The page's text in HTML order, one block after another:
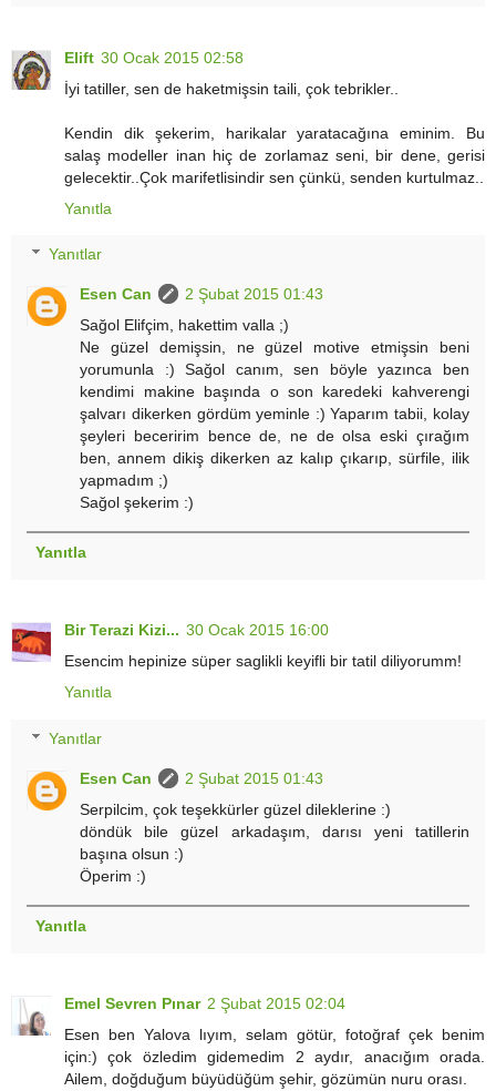
Elift 30 Ocak 2015 02:58
İyi tatiller, sen de haketmişsin taili, çok tebrikler..
Kendin dik şekerim, harikalar yaratacağına eminim. Bu
salaş modeller inan hiç de zorlamaz seni, bir dene, gerisi
gelecektir..Çok marifetlisindir sen çünkü, senden kurtulmaz..
Yanıtla
Yanıtlar
Esen Can
2 Şubat 2015 01:43
Sağol Elifçim, hakettim valla ;)
Ne güzel demişsin, ne güzel motive etmişsin beni
yorumunla :) Sağol canım, sen böyle yazınca ben
kendimi makine başında o son karedeki kahverengi
şalvarı dikerken gördüm yeminle :) Yaparım tabii, kolay
şeyleri beceririm bence de, ne de olsa eski çırağım
ben, annem dikiş dikerken az kalıp çıkarıp, sürfile, ilik
yapmadım ;)
Sağol şekerim :)
Yanıtla
Bir Terazi Kizi... 30 Ocak 2015 16:00
Esencim hepinize süper saglikli keyifli bir tatil diliyorumm!
Yanıtla
Yanıtlar
Esen Can
2 Şubat 2015 01:43
Serpilcim, çok teşekkürler güzel dileklerine :)
döndük bile güzel arkadaşım, darısı yeni tatillerin
başına olsun :)
Öperim :)
Yanıtla
Emel Sevren Pınar 2 Şubat 2015 02:04
Esen ben Yalova lıyım, selam götür, fotoğraf çek benim
için:) çok özledim gidemedim 2 aydır, anacığım orada.
Ailem, doğduğum büyüdüğüm şehir, gözümün nuru orası.